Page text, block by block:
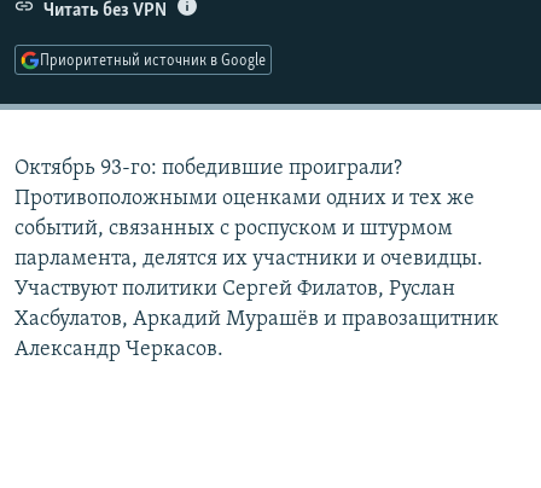
Читать без VPN
Приоритетный источник в Google
Октябрь 93-го: победившие проиграли?
Противоположными оценками одних и тех же
событий, связанных с роспуском и штурмом
парламента, делятся их участники и очевидцы.
Участвуют политики Сергей Филатов, Руслан
Хасбулатов, Аркадий Мурашёв и правозащитник
Александр Черкасов.